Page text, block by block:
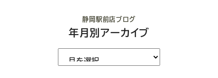
静岡駅前店ブログ
年月別アーカイブ